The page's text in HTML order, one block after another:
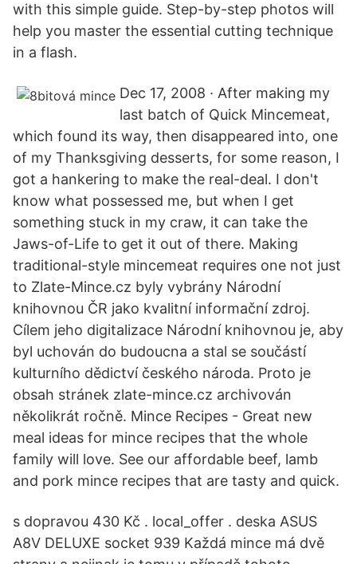
with this simple guide. Step-by-step photos will
help you master the essential cutting technique
in a flash.
Dec 17, 2008 · After making my
last batch of Quick Mincemeat,
which found its way, then disappeared into, one
of my Thanksgiving desserts, for some reason, I
got a hankering to make the real-deal. I don't
know what possessed me, but when I get
something stuck in my craw, it can take the
Jaws-of-Life to get it out of there. Making
traditional-style mincemeat requires one not just
to Zlate-Mince.cz byly vybrány Národní
knihovnou ČR jako kvalitní informační zdroj.
Cílem jeho digitalizace Národní knihovnou je, aby
byl uchován do budoucna a stal se součástí
kulturního dědictví českého národa. Proto je
obsah stránek zlate-mince.cz archivován
několikrát ročně. Mince Recipes - Great new
meal ideas for mince recipes that the whole
family will love. See our affordable beef, lamb
and pork mince recipes that are tasty and quick.
s dopravou 430 Kč . local_offer . deska ASUS
A8V DELUXE socket 939 Každá mince má dvě